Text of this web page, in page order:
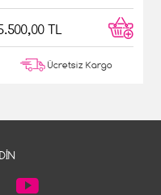
TL
Ücretsiz Kargo